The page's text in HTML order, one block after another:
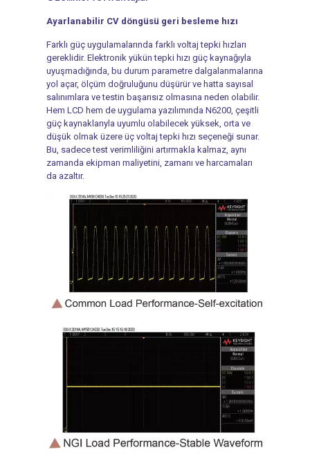
Ayarlanabilir CV döngüsü geri besleme hızı
Farklı güç uygulamalarında farklı voltaj tepki hızları
gereklidir. Elektronik yükün tepki hızı güç kaynağıyla
uyuşmadığında, bu durum parametre dalgalanmalarına
yol açar, ölçüm doğruluğunu düşürür ve hatta sayısal
salınımlara ve testin başarısız olmasına neden olabilir.
Hem LCD hem de uygulama yazılımında N6200, çeşitli
güç kaynaklarıyla uyumlu olabilecek yüksek, orta ve
düşük olmak üzere üç voltaj tepki hızı seçeneği sunar.
Bu, sadece test verimliliğini artırmakla kalmaz, aynı
zamanda ekipman maliyetini, zamanı ve harcamaları
da azaltır.